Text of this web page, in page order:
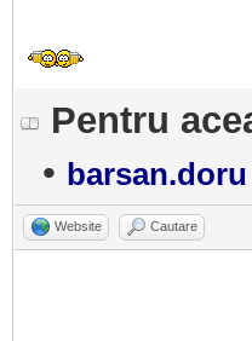
Pentru
• barsan.doru
Website Cautare